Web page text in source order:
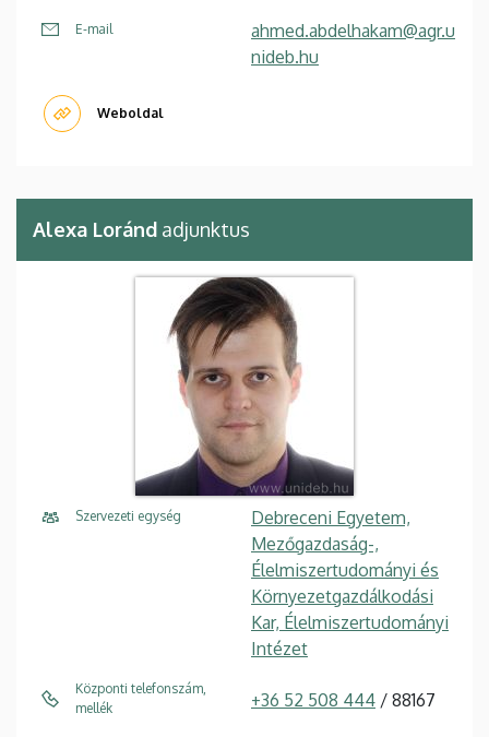
E-mail
ahmed.abdelhakam@agr.u
nideb.hu
Weboldal
Alexa Loránd adjunktus
Szervezeti egység
Debreceni Egyetem,
Mezőgazdaság-,
Élelmiszertudományi és
Környezetgazdálkodási
Kar, Élelmiszertudományi
Intézet
Központi telefonszám,
mellék
+36 52 508 444 / 88167